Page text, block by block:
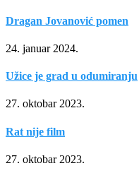
Dragan Jovanović pomen
24. januar 2024.
Užice je grad u odumiranju
27. oktobar 2023.
Rat nije film
27. oktobar 2023.